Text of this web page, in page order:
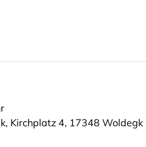
Kirchplatz 4, 17348 Woldegk